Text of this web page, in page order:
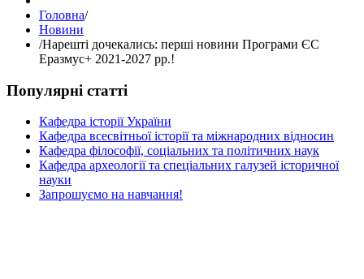
Головна/
Hовини
/Нарешті дочекались: перші новини Програми ЄС
Еразмус+ 2021-2027 рр.!
Популярні статті
Кафедра історії України
Кафедра всесвітньої історії та міжнародних відносин
Кафедра філософії, соціальних та політичних наук
Кафедра археології та спеціальних галузей історичної
науки
Запрошуємо на навчання!